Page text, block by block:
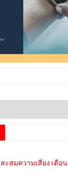
ะสมความเสี่ยง เตือ